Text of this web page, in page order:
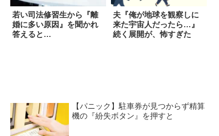
若い司法修習生から『離
婚に多い原因』を聞かれ
答えると…
夫『俺が地球を観察しに
来た宇宙人だったら…』
続く展開が、怖すぎた
【パニック】駐車券が見つからず精算
機の『紛失ボタン』を押すと